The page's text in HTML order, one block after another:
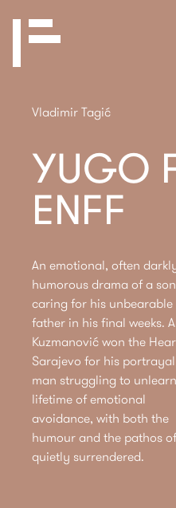
Vladimir Tagić
YUGO
ENFF
An emotional, often
humorous drama of a son
caring for his unbearable
father in his final weeks.
Kuzmanović won the
Sarajevo for his
man struggling to
lifetime of emotional
avoidance, with both the
humour and the pathos
quietly surrendered.